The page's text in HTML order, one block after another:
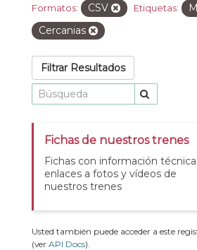
Formatos: CSV Etiquetas:
Cercanias
Filtrar Resultados
Fichas de nuestros trenes
Fichas con información
enlaces a fotos y vídeos de
nuestros trenes
Usted también puede acceder a este
(ver API Docs).